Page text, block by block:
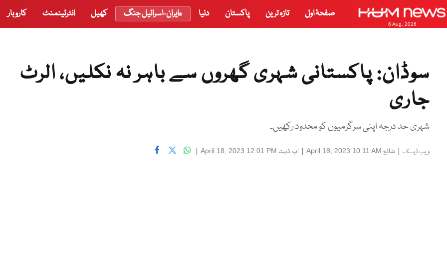
6 Aug, 2026
صفحۂ اول تازہ ترین پاکستان دنیا ایران-اسرائیل جنگ کھیل انٹرٹینمنٹ کاروبار
سوڈان: پاکستانی شہری گھروں سے باہر نہ نکلیں، الرٹ
جاری
شہری حد درجہ اپنی سرگرمیوں کو محدود رکھیں۔
ویب ڈیسک | شائع April 18, 2023 10:11 AM
| اپ ڈیٹ April 18, 2023 12:01 PM
|